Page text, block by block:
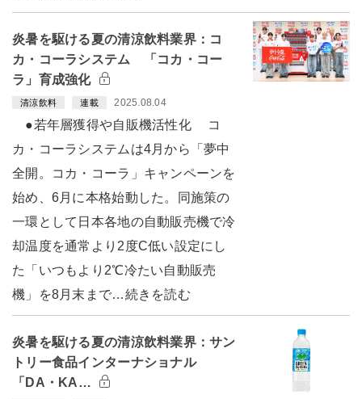
炎暑を駆ける夏の清涼飲料業界：コ
カ・コーラシステム 「コカ・コー
ラ」育成強化
清涼飲料 連載 2025.08.04
●若年層獲得や自販機活性化 コ
カ・コーラシステムは4月から「夢中
全開。コカ・コーラ」キャンペーンを
始め、6月に本格始動した。同施策の
一環として日本各地の自動販売機で冷
却温度を通常より2度C低い設定にし
た「いつもより2℃冷たい自動販売
機」を8月末まで…続きを読む
炎暑を駆ける夏の清涼飲料業界：サン
トリー食品インターナショナル
「DA・KA…